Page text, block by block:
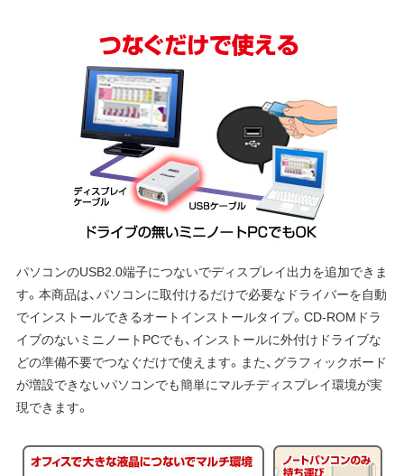
パソコンのUSB2.0端子につないでディスプレイ出力を追加できま
す。本商品は、パソコンに取付けるだけで必要なドライバーを自動
でインストールできるオートインストールタイプ。CD-ROMドラ
イブのないミニノートPCでも、インストールに外付けドライブな
どの準備不要でつなぐだけで使えます。また、グラフィックボード
が増設できないパソコンでも簡単にマルチディスプレイ環境が実
現できます。